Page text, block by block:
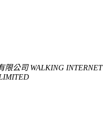
限公司 WALKING INTERNET